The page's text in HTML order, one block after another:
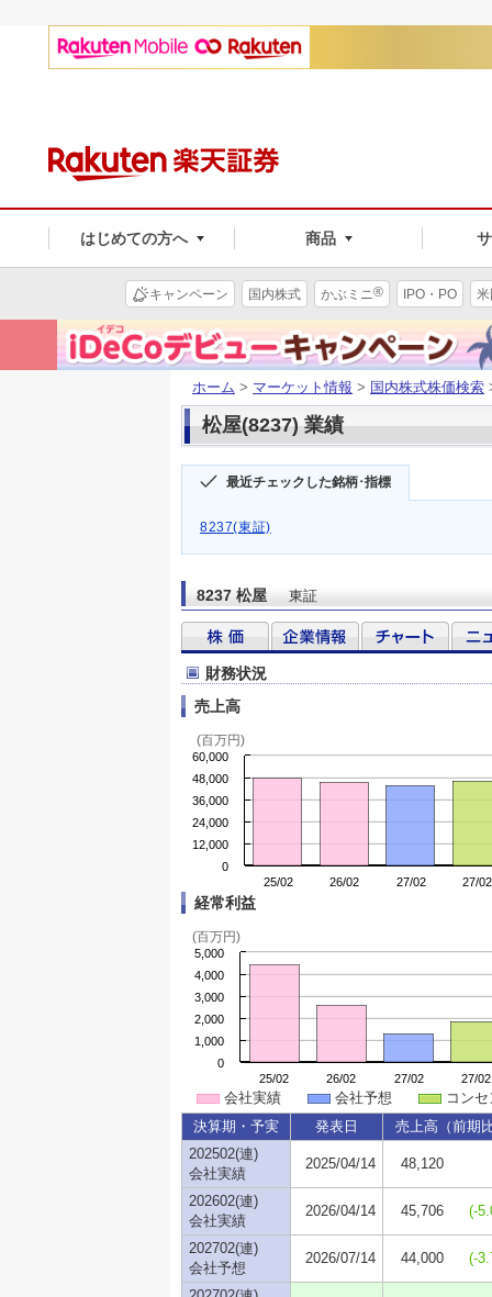
はじめての方へ 商品
キャンペーン 国内株式 かぶミニ® IPO・PO
ホーム > マーケット情報 > 国内株式株価検索
松屋(8237) 業績
最近チェックした銘柄･指標
8237(東証)
8237 松屋 東証